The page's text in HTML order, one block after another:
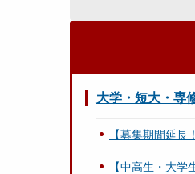
大学・短大・専
【募集期間延
【中高生・大